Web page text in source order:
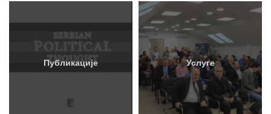
Публикације Услуге